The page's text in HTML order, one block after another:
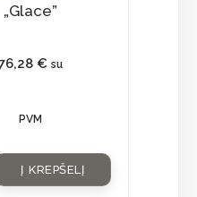
„Glace”
€ su
PVM
Į KREPŠELĮ